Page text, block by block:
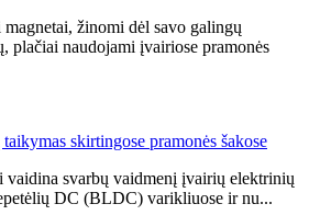
žinomi dėl savo galingų
plačiai naudojami įvairiose pramonės
skirtingose ​​pramonės šakose
vaidina svarbų vaidmenį įvairių elektrinių
DC (BLDC) varikliuose ir nu...